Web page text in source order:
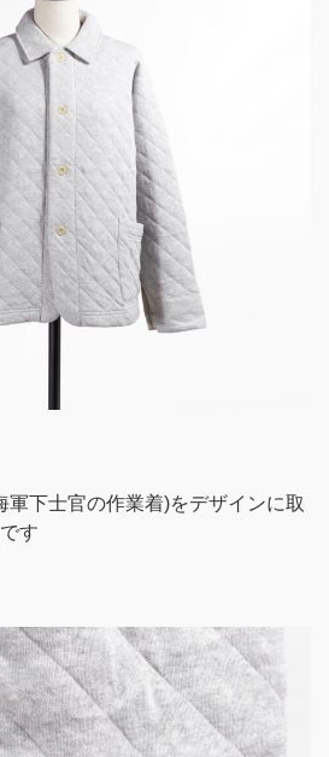
軍下士官の作業着)をデザインに取
す